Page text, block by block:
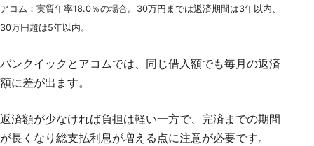
アコム：実質年率18.0％の場合。30万円までは返済期間は3年以内、
30万円超は5年以内。
バンクイックとアコムでは、同じ借入額でも毎月の返済
額に差が出ます。
返済額が少なければ負担は軽い一方で、完済までの期間
が長くなり総支払利息が増える点に注意が必要です。